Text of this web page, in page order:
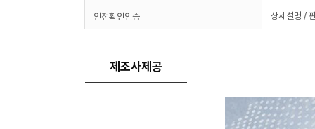
안전확인인증 상세설명 /
제조사제공